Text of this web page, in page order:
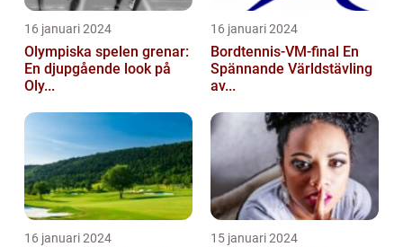
16 januari 2024
Olympiska spelen grenar:
En djupgående look på
Oly...
16 januari 2024
Bordtennis-VM-final En
Spännande Världstävling
av...
16 januari 2024 15 januari 2024